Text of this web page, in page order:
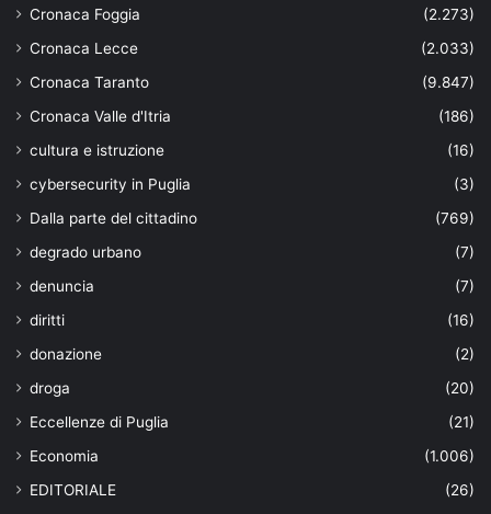
Cronaca Foggia
(2.273)
Cronaca Lecce
(2.033)
Cronaca Taranto
(9.847)
Cronaca Valle d'Itria
(186)
cultura e istruzione
(16)
cybersecurity in Puglia
(3)
Dalla parte del cittadino
(769)
degrado urbano
(7)
denuncia
(7)
diritti
(16)
donazione
(2)
droga
(20)
Eccellenze di Puglia
(21)
Economia
(1.006)
EDITORIALE
(26)